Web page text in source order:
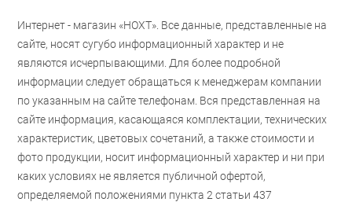
Интернет - магазин «НОХТ». Все данные, представленные на
сайте, носят сугубо информационный характер и не
являются исчерпывающими. Для более подробной
информации следует обращаться к менеджерам компании
по указанным на сайте телефонам. Вся представленная на
сайте информация, касающаяся комплектации, технических
характеристик, цветовых сочетаний, а также стоимости и
фото продукции, носит информационный характер и ни при
каких условиях не является публичной офертой,
определяемой положениями пункта 2 статьи 437